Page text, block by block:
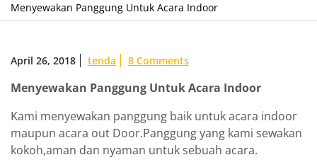
Menyewakan Panggung Untuk Acara Indoor
April 26, 2018 tenda 8 Comments
Menyewakan Panggung Untuk Acara Indoor
Kami menyewakan panggung baik untuk acara indoor
maupun acara out Door.Panggung yang kami sewakan
kokoh,aman dan nyaman untuk sebuah acara.